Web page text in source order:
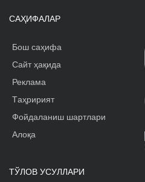
САҲИФАЛАР
Бош саҳифа
Сайт ҳақида
Реклама
Tаҳририят
Фойдаланиш шартлари
Алоқа
ТЎЛОВ УСУЛЛАРИ